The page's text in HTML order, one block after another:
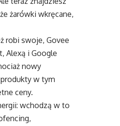
żarówki wkręcane,
robi swoje, Govee
Alexą i Google
nowy
w tym
ceny.
wchodzą w to